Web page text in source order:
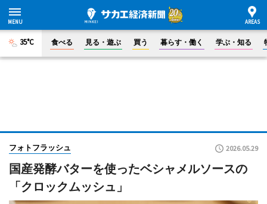
35°C 食べる 見る・遊ぶ 買う 暮らす・働く 学ぶ・知る
フォトフラッシュ 2026.05.29
国産発酵バターを使ったベシャメルソースの
「クロックムッシュ」